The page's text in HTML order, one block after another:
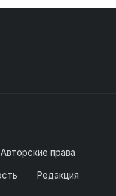
Авторские права
Редакция